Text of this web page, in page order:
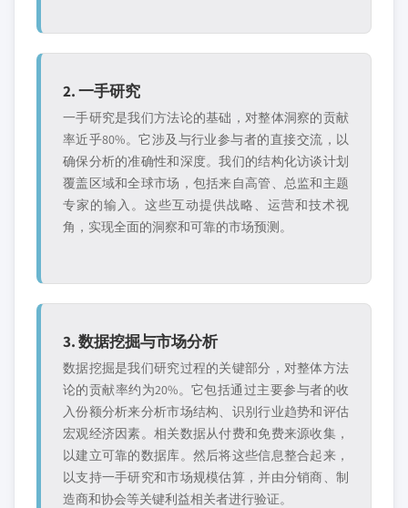
2. 一手研究
一手研究是我们方法论的基础，对整体洞察的贡献
率近乎80%。它涉及与行业参与者的直接交流，以
确保分析的准确性和深度。我们的结构化访谈计划
覆盖区域和全球市场，包括来自高管、总监和主题
专家的输入。这些互动提供战略、运营和技术视
角，实现全面的洞察和可靠的市场预测。
3. 数据挖掘与市场分析
数据挖掘是我们研究过程的关键部分，对整体方法
论的贡献率约为20%。它包括通过主要参与者的收
入份额分析来分析市场结构、识别行业趋势和评估
宏观经济因素。相关数据从付费和免费来源收集，
以建立可靠的数据库。然后将这些信息整合起来，
以支持一手研究和市场规模估算，并由分销商、制
造商和协会等关键利益相关者进行验证。